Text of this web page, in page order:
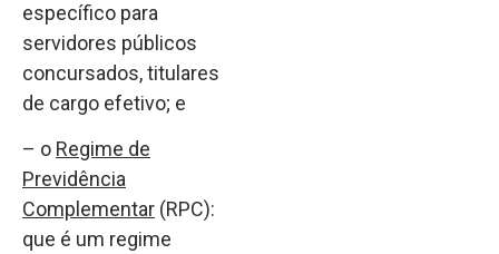
específico para
servidores públicos
concursados, titulares
de cargo efetivo; e
– o Regime de
Previdência
Complementar (RPC):
que é um regime